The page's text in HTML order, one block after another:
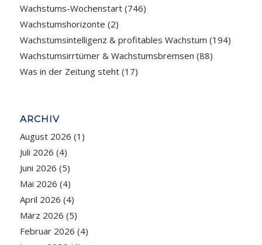
Wachstums-Wochenstart(746)
Wachstumshorizonte (2)
Wachstumsintelligenz & profitables Wachstum (194)
Wachstumsirrtümer & Wachstumsbremsen (88)
Was in der Zeitung steht(17)
ARCHIV
August 2026 (1)
Juli 2026 (4)
Juni 2026 (5)
Mai 2026 (4)
April 2026 (4)
März 2026 (5)
Februar 2026 (4)